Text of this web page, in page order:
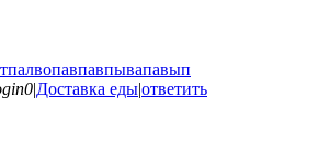
|Доставка еды|ответить